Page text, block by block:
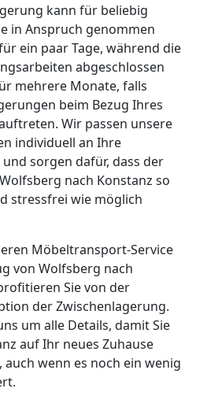
kann für beliebig
in Anspruch genommen
ein paar Tage, während die
abgeschlossen
mehrere Monate, falls
beim Bezug Ihres
Wir passen unsere
individuell an Ihre
sorgen dafür, dass der
nach Konstanz so
stressfrei wie möglich
Möbeltransport-Service
von Wolfsberg nach
Sie von der
der Zwischenlagerung.
um alle Details, damit Sie
auf Ihr neues Zuhause
wenn es noch ein wenig